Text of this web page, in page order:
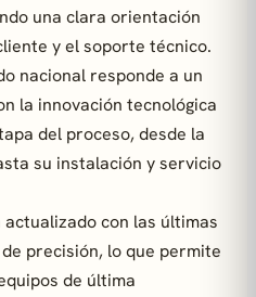
una clara orientación
y el soporte técnico.
nacional responde a un
la innovación tecnológica
del proceso, desde la
su instalación y servicio
con las últimas
precisión, lo que permite
de última